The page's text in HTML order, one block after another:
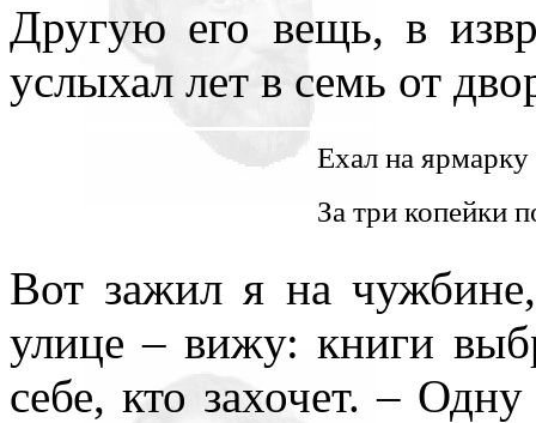
Другую его вещь, в
услыхал лет в семь от
Ехал на
За три копейки
Вот зажил я на
улице – вижу: книги
себе, кто захочет. –